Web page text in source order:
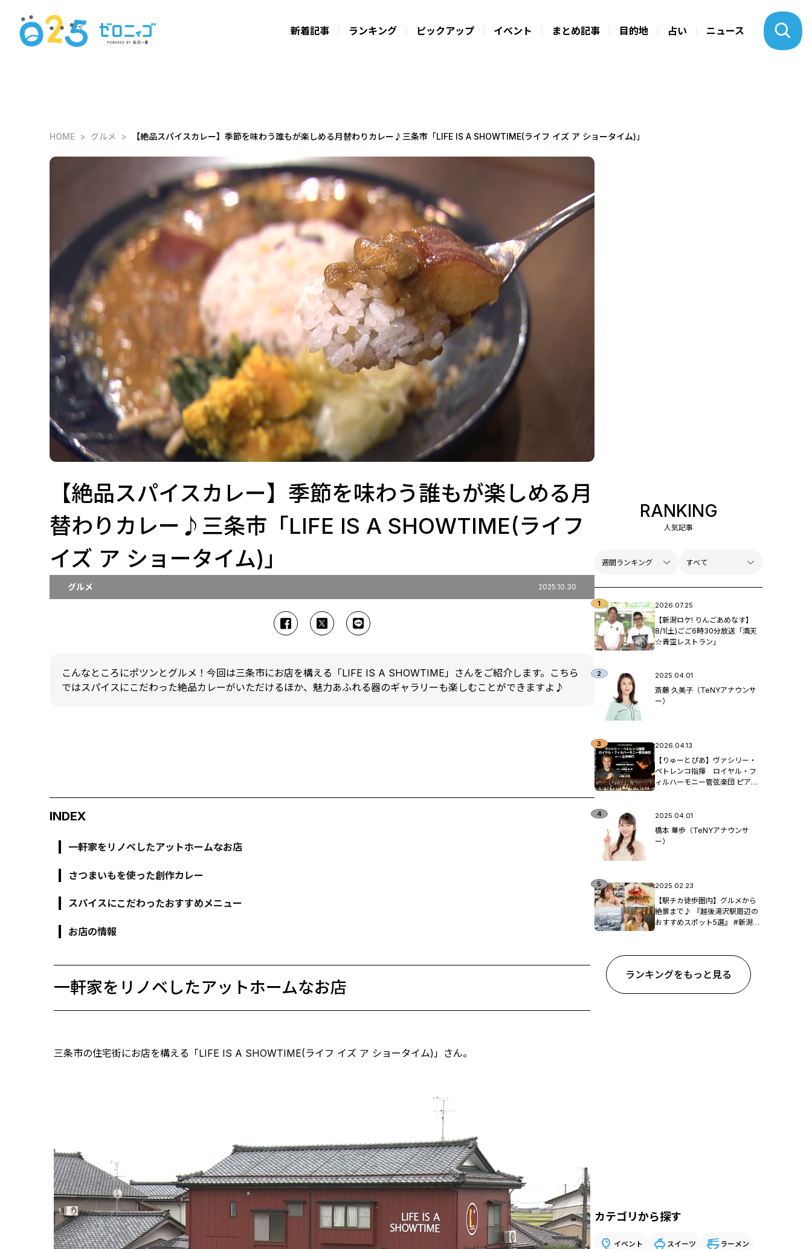
新着記事 ランキング ピックアップ イベント まとめ記事 目的地 占い ニュース
HOME グルメ 【絶品スパイスカレー】季節を味わう誰もが楽しめる月替わりカレー♪三条市「LIFE IS A SHOWTIME(ライフ イズ ア ショータイム)」
【絶品スパイスカレー】季節を味わう誰もが楽しめる月
替わりカレー♪三条市「LIFE IS A SHOWTIME(ライフ
イズ ア ショータイム)」
グルメ 2025.10.30
こんなところにポツンとグルメ！今回は三条市にお店を構える「LIFE IS A SHOWTIME」さんをご紹介します。こちら
ではスパイスにこだわった絶品カレーがいただけるほか、魅力あふれる器のギャラリーも楽しむことができますよ♪
INDEX
一軒家をリノベしたアットホームなお店
さつまいもを使った創作カレー
スパイスにこだわったおすすめメニュー
お店の情報
一軒家をリノベしたアットホームなお店
三条市の住宅街にお店を構える「LIFE IS A SHOWTIME(ライフ イズ ア ショータイム)」さん。
RANKING
人気記事
2026.07.25
【新潟ロケ! りんごあめなす】
8/1(土)ごご6時30分放送「満天
☆青空レストラン」
2025.04.01
斎藤 久美子（TeNYアナウンサ
ー）
2026.04.13
【りゅーとぴあ】ヴァシリー・
ペトレンコ指揮 ロイヤル・フ
ィルハーモニー管弦楽団 ピア
2025.04.01
橋本 華歩（TeNYアナウンサ
ー）
2025.02.23
【駅チカ徒歩圏内】グルメから
絶景まで♪ 『越後湯沢駅周辺の
おすすめスポット5選』 #新潟観
ランキングをもっと見る
カテゴリから探す
イベント スイーツ ラーメン